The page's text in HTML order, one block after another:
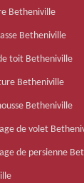
Betheniville
Betheniville
toit Betheniville
Betheniville
Betheniville
de volet
de persienne